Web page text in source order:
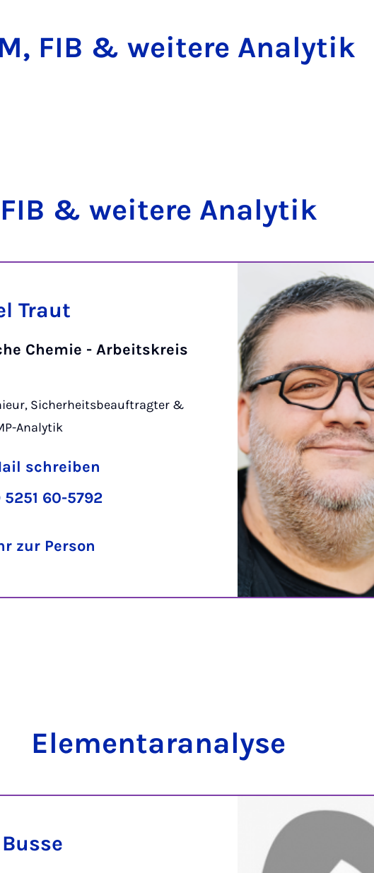
FIB & wei­te­re Ana­ly­tik
FIB & wei­te­re Ana­ly­tik
Traut
Chemie - Arbeitskreis
Sicherheitsbeauftragter &
Analytik
schreiben
5251 60-5792
zur Person
Ele­men­ta­r­ana­ly­se